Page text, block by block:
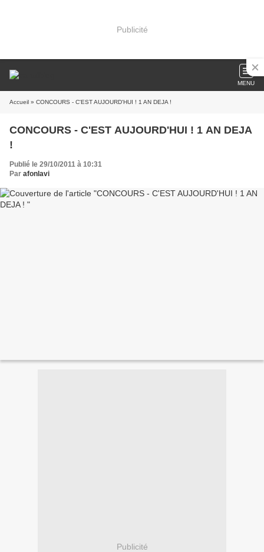
Publicité
MENU
Accueil » CONCOURS - C'EST AUJOURD'HUI ! 1 AN DEJA !
CONCOURS - C'EST AUJOURD'HUI ! 1 AN DEJA
!
Publié le 29/10/2011 à 10:31
Par afonlavi
Publicité